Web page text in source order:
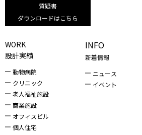
質疑書
ダウンロードはこちら
WORK
設計実績
動物病院
クリニック
老人福祉施設
商業施設
オフィスビル
個人住宅
INFO
新着情報
ニュース
イベント